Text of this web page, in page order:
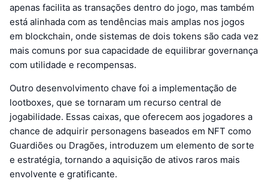
apenas facilita as transações dentro do jogo, mas também
está alinhada com as tendências mais amplas nos jogos
em blockchain, onde sistemas de dois tokens são cada vez
mais comuns por sua capacidade de equilibrar governança
com utilidade e recompensas.
Outro desenvolvimento chave foi a implementação de
lootboxes, que se tornaram um recurso central de
jogabilidade. Essas caixas, que oferecem aos jogadores a
chance de adquirir personagens baseados em NFT como
Guardiões ou Dragões, introduzem um elemento de sorte
e estratégia, tornando a aquisição de ativos raros mais
envolvente e gratificante.